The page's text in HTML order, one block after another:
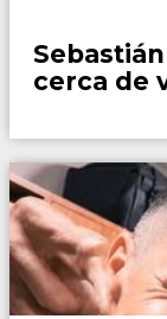
cerca de